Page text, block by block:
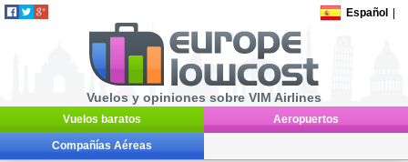
Español
Vuelos y opiniones sobre VIM Airlines
Vuelos baratos Aeropuertos
Compañías Aéreas